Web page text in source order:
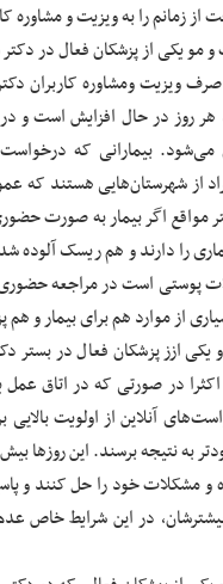
یکی از پزشکان فعال در دکتر
را صرف ویزیت ومشاوره کاربران
می‌شود. بیمارانی که درخواست
از شهرستان‌هایی هستند
مواقع اگر بیمار به صورت
را دارند و هم ریسک
پوستی است در مراجعه
از موارد هم برای بیمار و
ازز پزشکان فعال در بستر
در صورتی که در اتاق
آنلاین از اولویت بالایی
و مشکلات خود را حل کنند و
در این شرایط خاص